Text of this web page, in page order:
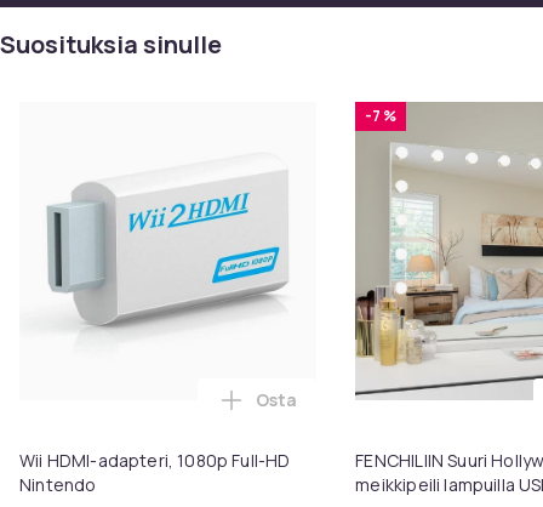
PRO+ -sähköparranajokoneen ORIGINAL-vaihtopäällä,
96M, ja nauti itsevarmuudesta, joka liittyy täydellisesti
Musta, Ruostumaton teräs
473b1e0f-070a-5f87-92c2-5ce599a65676
Tuoteturvallisuustiedot
Suosituksia sinulle
Wii HDMI-adapteri, 1080p Full-HD
Nintendo
Lisää Wii HDMI-adapteri, 1080p
Osta
-7 %
FENCHILIIN Suuri
meikkipeili lampuilla